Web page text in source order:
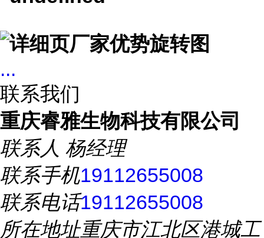
...
联系我们
重庆睿雅生物科技有限公司
联系人 杨经理
联系手机19112655008
联系电话19112655008
所在地址重庆市江北区港城工